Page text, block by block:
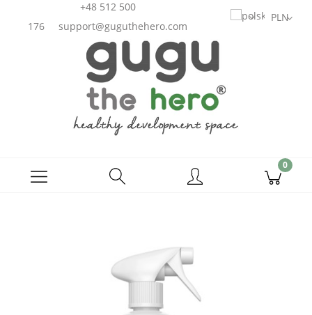
+48 512 500
176
support@guguthehero.com